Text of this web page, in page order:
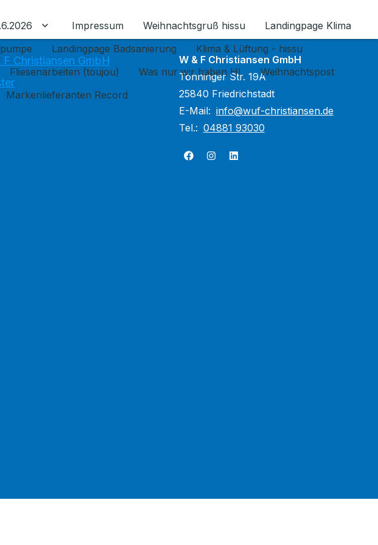
umschalten
Untermenü für Datenschutz 1.6.2026 umschalten
Impressum Weihnachtsgruß hissu
Landingpage Klima
Landingpage Badsanierung
Klima & Lüftung - hissu
Fliesenarbeiten (toujou) Was nur wir haben HI
Weihnachtspost
Markenlieferanten Record
F Christiansen GmbH
W & F Christiansen GmbH
Tönninger Str. 19A
25840 Friedrichstadt
E-Mail: info@wuf-christiansen.de
Tel.: 04881 93030